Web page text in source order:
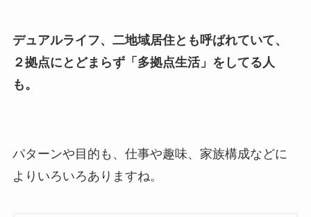
デュアルライフ、二地域居住とも呼ばれていて、
２拠点にとどまらず「多拠点生活」をしてる人
も。
パターンや目的も、仕事や趣味、家族構成などに
よりいろいろありますね。